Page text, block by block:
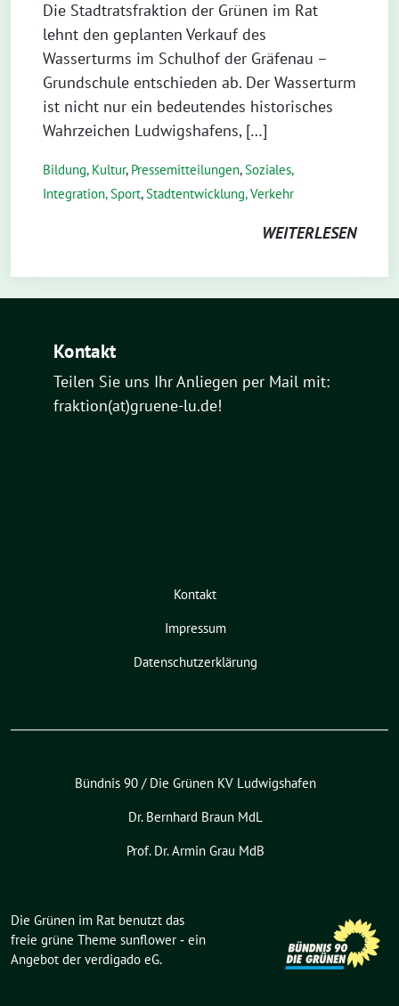
Die Stadtratsfraktion der Grünen im Rat
lehnt den geplanten Verkauf des
Wasserturms im Schulhof der Gräfenau –
Grundschule entschieden ab. Der Wasserturm
ist nicht nur ein bedeutendes historisches
Wahrzeichen Ludwigshafens, […]
Bildung, Kultur, Pressemitteilungen,Soziales,
Integration, Sport,Stadtentwicklung, Verkehr
WEITERLESEN
Kontakt
Teilen Sie uns Ihr Anliegen per Mail mit:
fraktion(at)gruene-lu.de!
Kontakt
Impressum
Datenschutzerklärung
Bündnis 90 / Die Grünen KV Ludwigshafen
Dr. Bernhard Braun MdL
Prof. Dr. Armin Grau MdB
Die Grünen im Rat benutzt das
freie grüne Theme sunflower ‐ ein
Angebot der verdigado eG.